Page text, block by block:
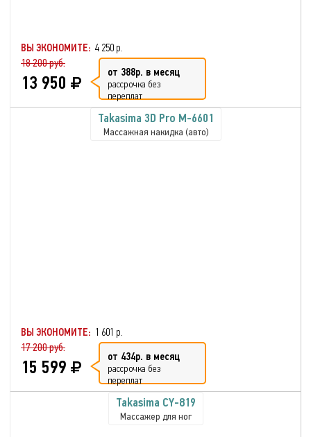
ВЫ ЭКОНОМИТЕ: 4 250 р.
18 200 руб.
13 950 от 388р. в месяц
рассрочка без
переплат
Takasima 3D Pro M-6601
Массажная накидка (авто)
ВЫ ЭКОНОМИТЕ: 1 601 р.
17 200 руб.
15 599 от 434р. в месяц
рассрочка без
переплат
Takasima CY-819
Массажер для ног